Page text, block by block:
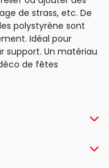
de strass, etc. De
polystyrène sont
Idéal pour
support. Un matériau
de fêtes